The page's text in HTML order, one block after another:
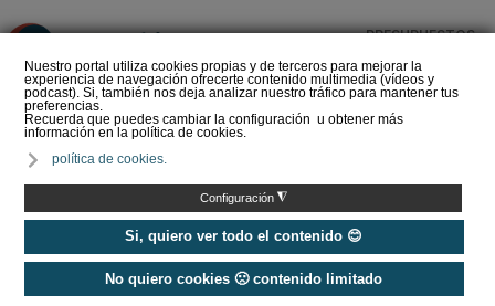
Nuestro portal utiliza cookies propias y de terceros para mejorar la
experiencia de navegación ofrecerte contenido multimedia (vídeos y
podcast). Si, también nos deja analizar nuestro tráfico para mantener tus
preferencias.
Recuerda que puedes cambiar la configuración u obtener más
información en la política de cookies.
política de cookies.
Configuración ◮
Si, quiero ver todo el contenido 😊
No quiero cookies 🙁 contenido limitado
PRESUPUESTOS
sistema Skywater® y
Sopranature® en su n…
Construcción Sostenible / Casas Pasivas y EECN